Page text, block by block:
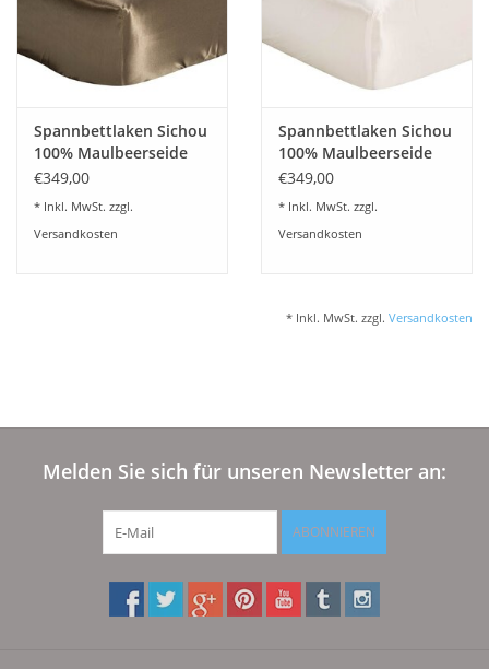
Spannbettlaken Sichou
100% Maulbeerseide
Fenja umbragrau
€349,00
* Inkl. MwSt. zzgl.
Versandkosten
Spannbettlaken Sichou
100% Maulbeerseide
Satin white
€349,00
* Inkl. MwSt. zzgl.
Versandkosten
* Inkl. MwSt. zzgl. Versandkosten
Melden Sie sich für unseren Newsletter an:
ABONNIEREN